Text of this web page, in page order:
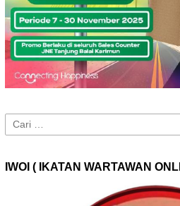
Cari
untuk:
IWOI ( IKATAN WARTAWAN